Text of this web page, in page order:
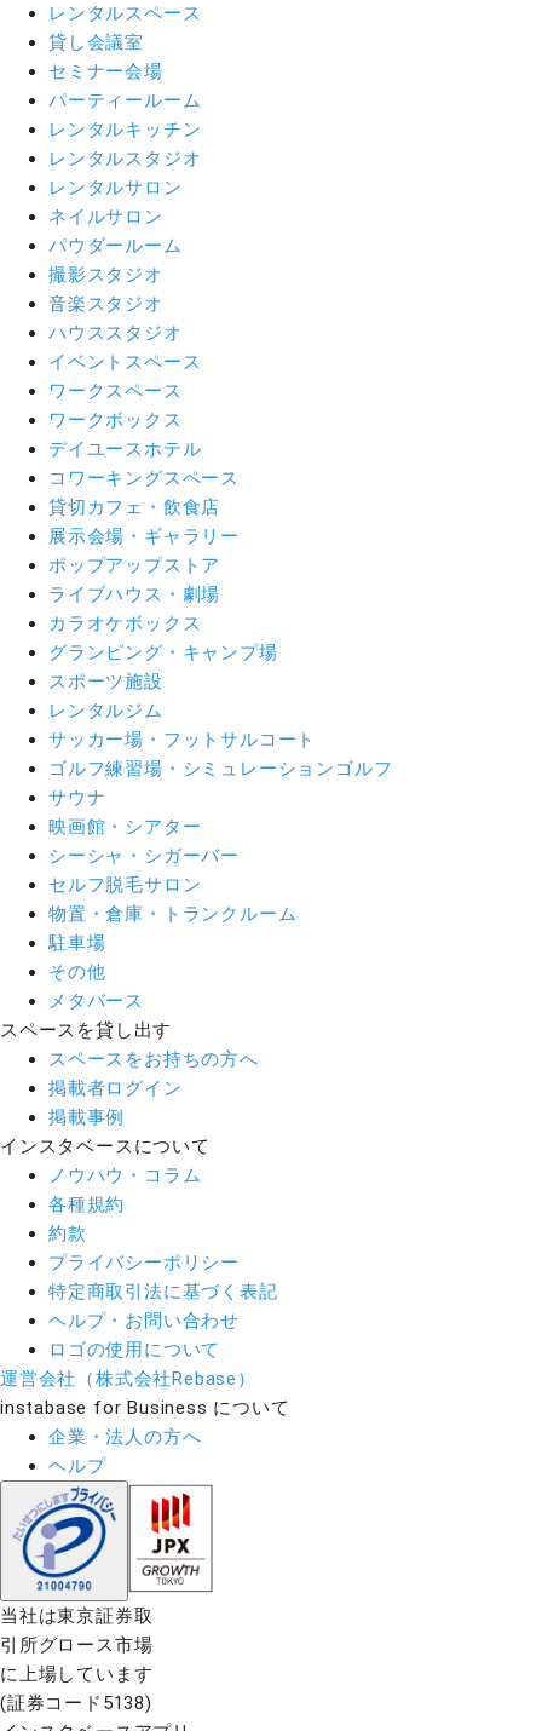
レンタルスペース
貸し会議室
セミナー会場
パーティールーム
レンタルキッチン
レンタルスタジオ
レンタルサロン
ネイルサロン
パウダールーム
撮影スタジオ
音楽スタジオ
ハウススタジオ
イベントスペース
ワークスペース
ワークボックス
デイユースホテル
コワーキングスペース
貸切カフェ・飲食店
展示会場・ギャラリー
ポップアップストア
ライブハウス・劇場
カラオケボックス
グランピング・キャンプ場
スポーツ施設
レンタルジム
サッカー場・フットサルコート
ゴルフ練習場・シミュレーションゴルフ
サウナ
映画館・シアター
シーシャ・シガーバー
セルフ脱毛サロン
物置・倉庫・トランクルーム
駐車場
その他
メタバース
スペースを貸し出す
スペースをお持ちの方へ
掲載者ログイン
掲載事例
インスタベースについて
ノウハウ・コラム
各種規約
約款
プライバシーポリシー
特定商取引法に基づく表記
ヘルプ・お問い合わせ
ロゴの使用について
運営会社（株式会社Rebase）
instabase for Business について
企業・法人の方へ
ヘルプ
当社は東京証券取
引所グロース市場
に上場しています
(証券コード5138)